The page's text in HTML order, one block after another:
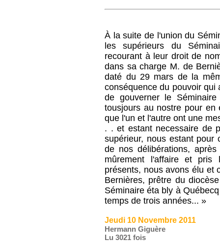
À la suite de l'union du
les supérieurs du
recourant à leur droit de
dans sa charge M. de
daté du 29 mars de la
conséquence du pouvoir qui
de gouverner le
tousjours au nostre pour en
que l'un et l'autre ont une
. . et estant necessaire de
supérieur, nous estant pour
de nos délibérations,
mûrement l'affaire et pris
présents, nous avons élu et
Bernières, prêtre du
Séminaire éta bly à
temps de trois années... »
Jeudi 10 Novembre 2011
Hermann Giguère
Lu 3021 fois